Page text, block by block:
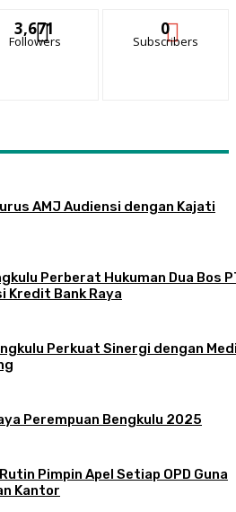
3,671
Followers
0
Subscribers
AMJ Audiensi dengan Kajati
Perberat Hukuman Dua Bos
Kredit Bank Raya
Perkuat Sinergi dengan
Perempuan Bengkulu 2025
Pimpin Apel Setiap OPD Guna
Kantor